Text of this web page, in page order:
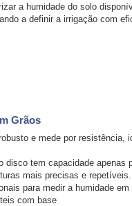
a humidade do solo
a definir a irrigação com
Grãos
e mede por resistência,
tem capacidade apenas
mais precisas e repetíveis.
para medir a humidade
com base